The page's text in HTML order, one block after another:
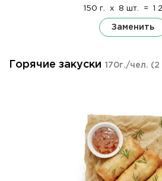
150 г. x 8 шт. = 1
Заменить
Горячие закуски 170г./чел. (2